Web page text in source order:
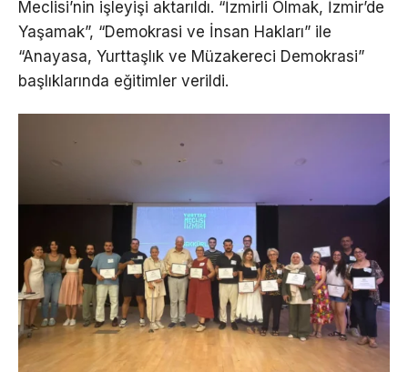
Meclisi’nin işleyişi aktarıldı. “İzmirli Olmak, İzmir’de
Yaşamak”, “Demokrasi ve İnsan Hakları” ile
“Anayasa, Yurttaşlık ve Müzakereci Demokrasi”
başlıklarında eğitimler verildi.